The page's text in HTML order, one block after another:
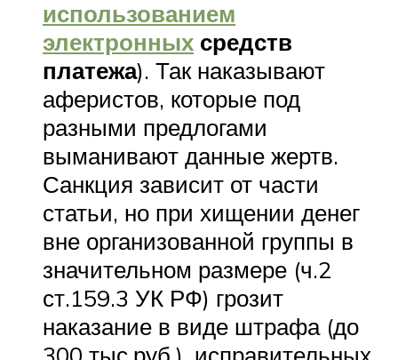
использованием
электронных средств
платежа). Так наказывают
аферистов, которые под
разными предлогами
выманивают данные жертв.
Санкция зависит от части
статьи, но при хищении денег
вне организованной группы в
значительном размере (ч.2
ст.159.3 УК РФ) грозит
наказание в виде штрафа (до